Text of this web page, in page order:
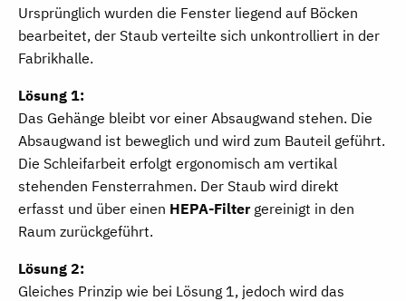
Ursprünglich wurden die Fenster liegend auf Böcken
bearbeitet, der Staub verteilte sich unkontrolliert in der
Fabrikhalle.
Lösung 1:
Das Gehänge bleibt vor einer Absaugwand stehen. Die
Absaugwand ist beweglich und wird zum Bauteil geführt.
Die Schleifarbeit erfolgt ergonomisch am vertikal
stehenden Fensterrahmen. Der Staub wird direkt
erfasst und über einen HEPA-Filtergereinigt in den
Raum zurückgeführt.
Lösung 2:
Gleiches Prinzip wie bei Lösung 1, jedoch wird das